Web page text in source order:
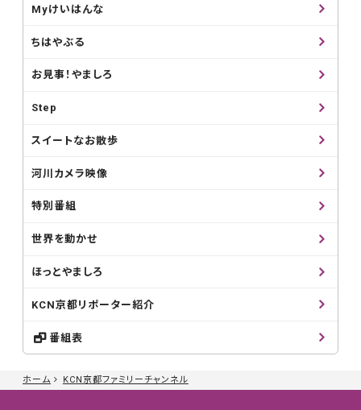
ホーム KCN京都ファミリーチャンネル
Myけいはんな
ちはやぶる
お見事！やましろ
Step
スイートなお散歩
河川カメラ映像
特別番組
世界を動かせ
ほっとやましろ
KCN京都リポーター紹介
番組表